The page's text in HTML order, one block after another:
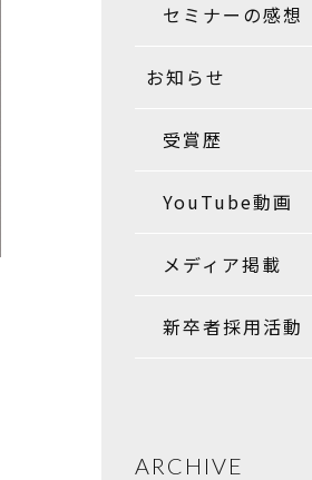
セミナーの感想
お知らせ
受賞歴
YouTube動画
メディア掲載
新卒者採用活動
ARCHIVE